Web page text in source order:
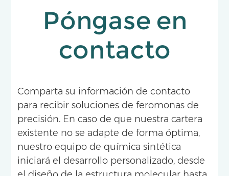
Póngase en
contacto
Comparta su información de contacto
para recibir soluciones de feromonas de
precisión. En caso de que nuestra cartera
existente no se adapte de forma óptima,
nuestro equipo de química sintética
iniciará el desarrollo personalizado, desde